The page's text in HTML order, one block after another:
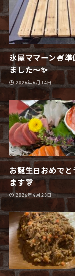
氷屋ママーン🍧
ました〜✨
2026年6月14日
お誕生日おめで
ます🎊
2026年4月23日